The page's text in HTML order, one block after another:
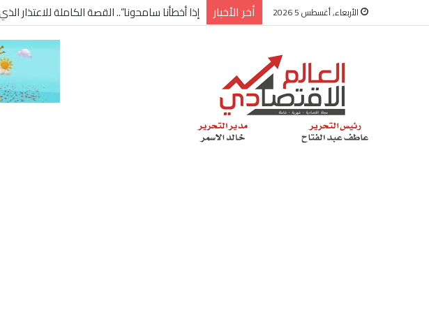
الأربعاء, أغسطس 5 2026 أخر الأخبار شركة “Scope Developments” تعلن تولي أحمد كمال عيسى منصب الرئيس التنفيذي للقطاع التجاري